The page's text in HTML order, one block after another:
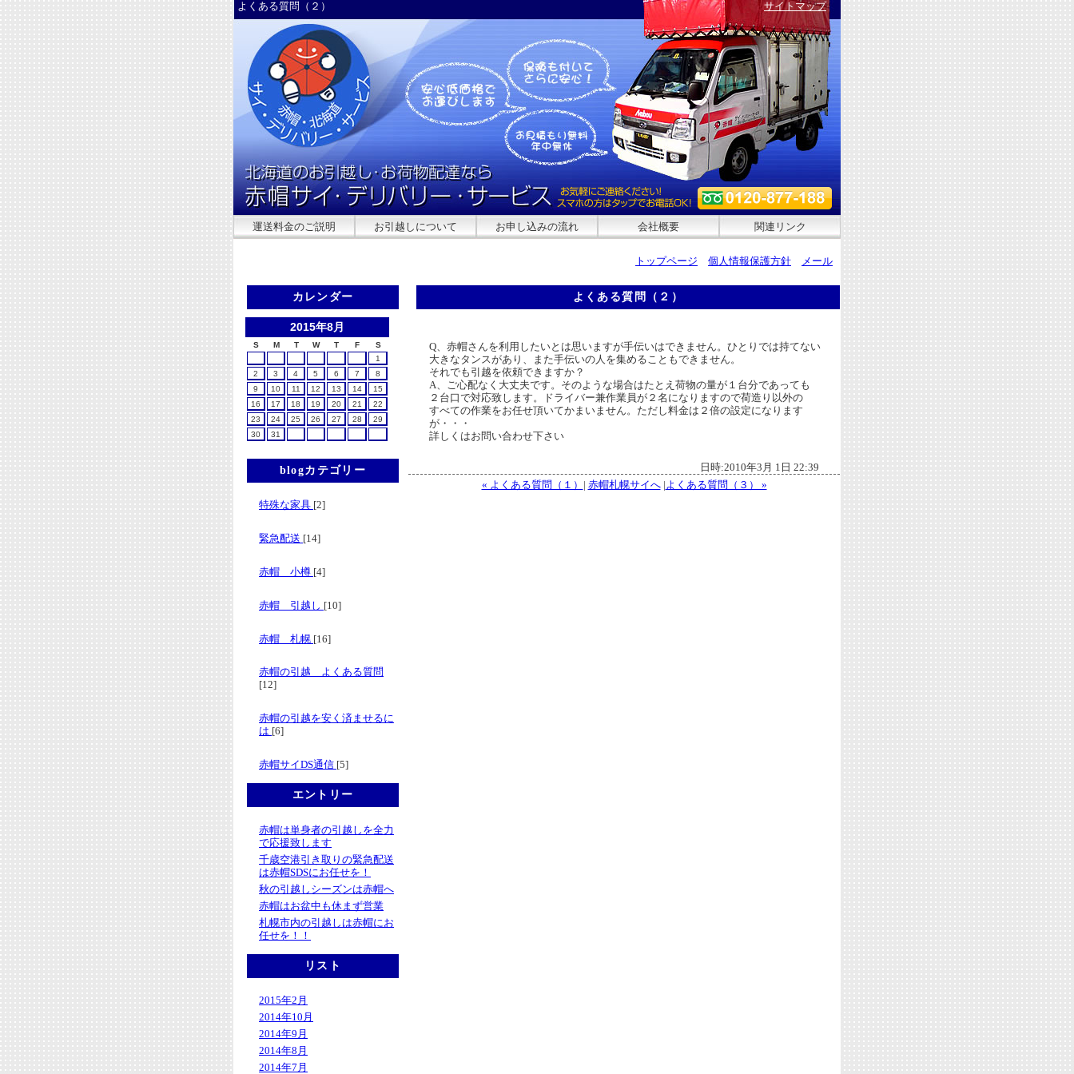
よくある質問（２） サイトマップ
運送料金のご説明 お引越しについて お申し込みの流れ 会社概要 関連リンク
トップページ 個人情報保護方針 メール
カレンダー
2015年8月
S M T W T F
S
1
2
3 4 5 6 7
8
9
10 11 12 13 14
15
16
17 18 19 20 21
22
23
24 25 26 27 28
29
30
31
blogカテゴリー
特殊な家具 [2]
緊急配送 [14]
赤帽 小樽 [4]
赤帽 引越し [10]
赤帽 札幌 [16]
赤帽の引越 よくある質問
[12]
赤帽の引越を安く済ませるに
は [6]
赤帽サイDS通信 [5]
エントリー
赤帽は単身者の引越しを全力
で応援致します
千歳空港引き取りの緊急配送
は赤帽SDSにお任せを！
秋の引越しシーズンは赤帽へ
赤帽はお盆中も休まず営業
札幌市内の引越しは赤帽にお
任せを！！
リスト
2015年2月
2014年10月
2014年9月
2014年8月
2014年7月
よくある質問（２）
Q、赤帽さんを利用したいとは思いますが手伝いはできません。ひとりでは持てない
大きなタンスがあり、また手伝いの人を集めることもできません。
それでも引越を依頼できますか？
A、ご心配なく大丈夫です。そのような場合はたとえ荷物の量が１台分であっても
２台口で対応致します。ドライバー兼作業員が２名になりますので荷造り以外の
すべての作業をお任せ頂いてかまいません。ただし料金は２倍の設定になります
が・・・
詳しくはお問い合わせ下さい
日時:2010年3月 1日 22:39
« よくある質問（１） | 赤帽札幌サイへ|よくある質問（３） »